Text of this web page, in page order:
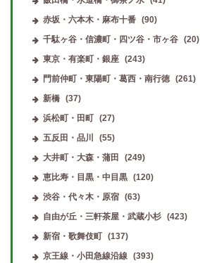
赤坂・六本木・麻布十番
(90)
千駄ヶ谷・信濃町・四ツ谷・市ヶ谷
(20)
東京・有楽町・銀座
(243)
門前仲町・東陽町・葛西・南行徳
(261)
新橋
(37)
浜松町・田町
(27)
五反田・品川
(55)
大井町・大森・蒲田
(249)
恵比寿・目黒・中目黒
(120)
渋谷・代々木・原宿
(63)
自由が丘・三軒茶屋・武蔵小杉
(423)
新宿・歌舞伎町
(137)
京王線・小田急線沿線
(393)